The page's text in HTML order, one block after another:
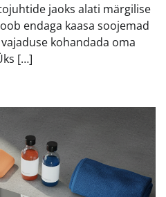
jaoks alati märgilise
endaga kaasa soojemad
kohandada oma
[…]